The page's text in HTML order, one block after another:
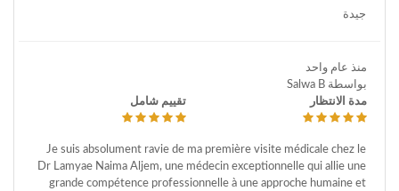
جيدة
منذ عام واحد
بواسطة Salwa B
مدة الانتظار
تقييم شامل
Je suis absolument ravie de ma première visite médicale chez le
Dr Lamyae Naima Aljem, une médecin exceptionnelle qui allie une
grande compétence professionnelle à une approche humaine et